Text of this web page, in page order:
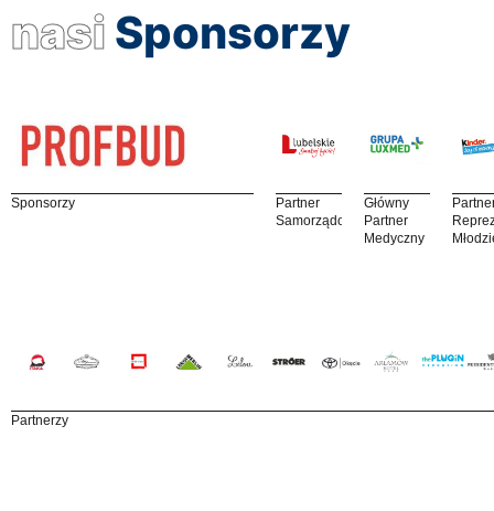
nasi Sponsorzy
Sponsorzy
Partner
Samorządowy
Główny
Partner
Medyczny
Partnerzy